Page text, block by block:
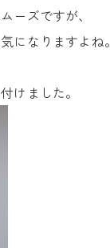
ーズですが、
になりますよね。
けました。